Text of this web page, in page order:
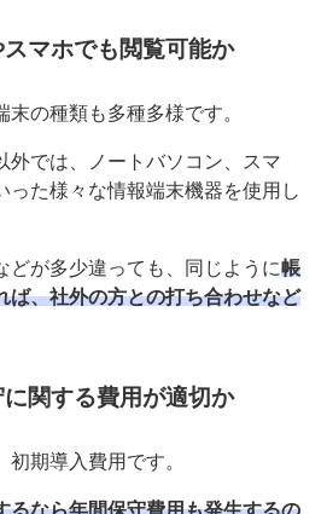
スマホでも閲覧可能か
の種類も多種多様です。
外では、ノートバソコン、スマ
た様々な情報端末機器を使用し
どが多少違っても、同じように帳
ば、社外の方との打ち合わせなど
に関する費用が適切か
期導入費用です。
るなら年間保守費用も発生するの